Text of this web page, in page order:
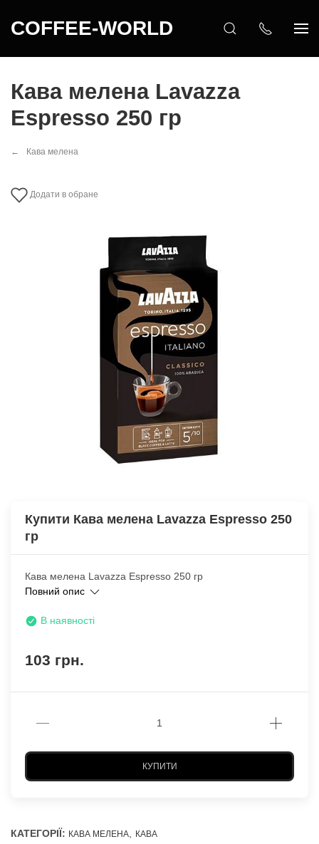
COFFEE-WORLD
Кава мелена Lavazza
Espresso 250 гр
Кава мелена
Додати в обране
Купити Кава мелена Lavazza Espresso 250
гр
Кава мелена Lavazza Espresso 250 гр
Повний опис
В наявності
103 грн.
КУПИТИ
КАТЕГОРІЇ: КАВА МЕЛЕНА, КАВА